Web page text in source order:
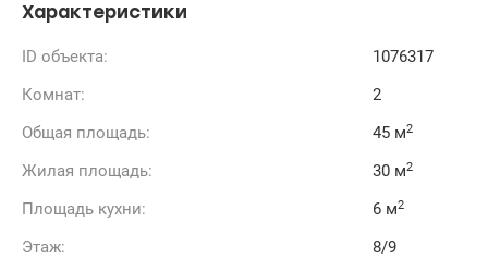
Характеристики
ID объекта:
1076317
Комнат:
2
Общая площадь:
45 м2
Жилая площадь: 30 м2
Площадь кухни: 6 м2
Этаж:
8/9